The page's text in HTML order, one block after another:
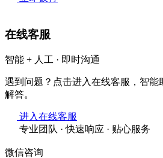
在线客服
智能 + 人工 · 即时沟通
遇到问题？点击进入在线客服，智能
解答。
进入在线客服
专业团队 · 快速响应 · 贴心服务
微信咨询